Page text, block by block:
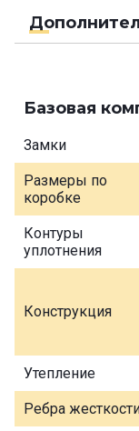
Базовая
Замки
Размеры по
коробке
Контуры
уплотнения
Конструкция
Утепление
Ребра